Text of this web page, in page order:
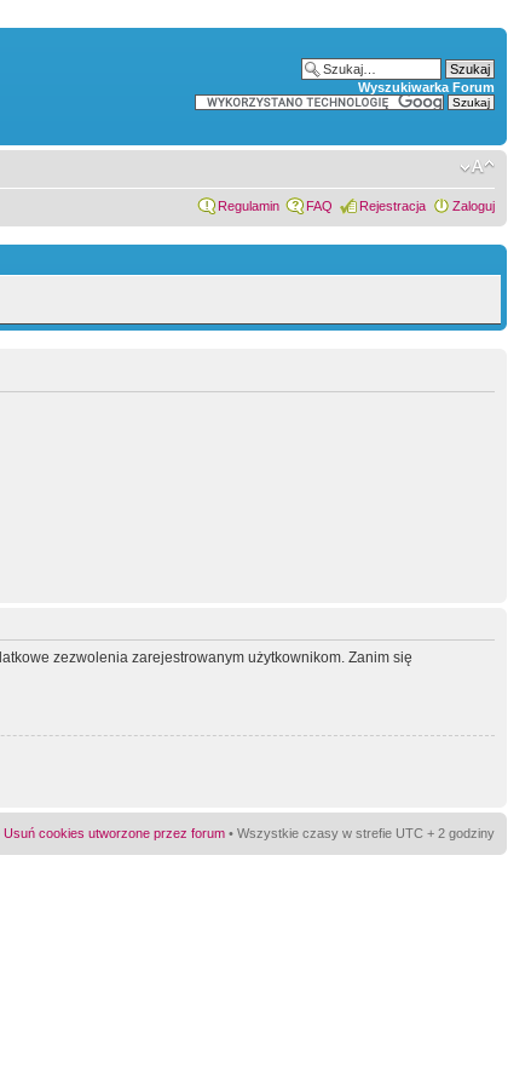
Wyszukiwarka Forum
Regulamin FAQ Rejestracja Zaloguj
zezwolenia zarejestrowanym użytkownikom. Zanim się
Usuń cookies utworzone przez forum • Wszystkie czasy w strefie UTC + 2 godziny